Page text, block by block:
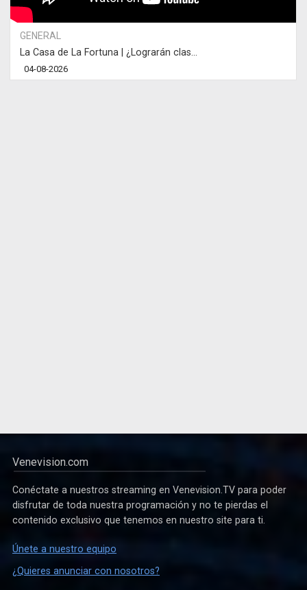
GENERAL
La Casa de La Fortuna | ¿Lograrán clas...
04-08-2026
Venevision.com
Conéctate a nuestros streaming en Venevision.TV para poder
disfrutar de toda nuestra programación y no te pierdas el
contenido exclusivo que tenemos en nuestro site para ti.
Únete a nuestro equipo
¿Quieres anunciar con nosotros?